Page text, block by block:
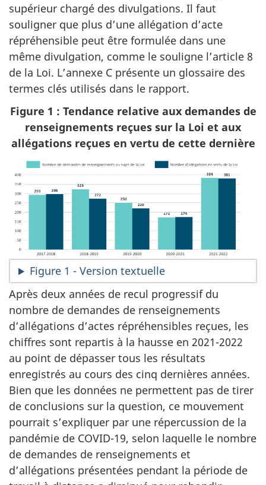
supérieur chargé des divulgations. Il faut
souligner que plus d’une allégation d’acte
répréhensible peut être formulée dans une
même divulgation, comme le souligne l’article 8
de la Loi. L’annexe C présente un glossaire des
termes clés utilisés dans le rapport.
Figure 1 : Tendance relative aux demandes de
renseignements reçues sur la Loi et aux
allégations reçues en vertu de cette dernière
Figure 1 - Version textuelle
Après deux années de recul progressif du
nombre de demandes de renseignements
d’allégations d’actes répréhensibles reçues, les
chiffres sont repartis à la hausse en 2021-2022
au point de dépasser tous les résultats
enregistrés au cours des cinq dernières années.
Bien que les données ne permettent pas de tirer
de conclusions sur la question, ce mouvement
pourrait s’expliquer par une répercussion de la
pandémie de COVID-19, selon laquelle le nombre
de demandes de renseignements et
d’allégations présentées pendant la période de